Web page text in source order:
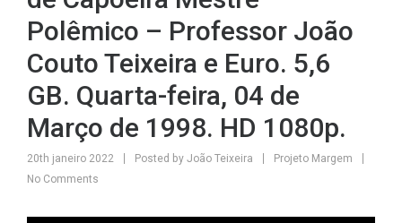
Polêmico – Professor João
Couto Teixeira e Euro. 5,6
GB. Quarta-feira, 04 de
Março de 1998. HD 1080p.
20th janeiro 2022 Posted by João Teixeira
Projeto Margem
No Comments